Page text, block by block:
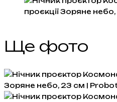
Ще фото